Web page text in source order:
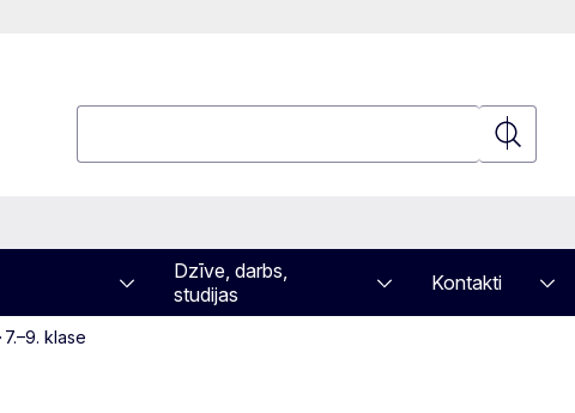
Meklēt
Dzīve, darbs,
studijas
Kontakti
7.–9. klase